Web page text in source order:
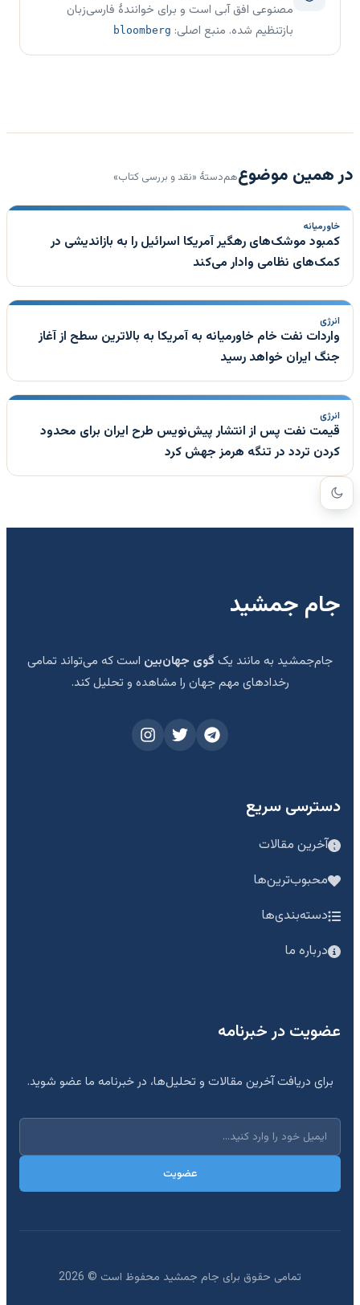
مصنوعی افق آبی است و برای خوانندهٔ فارسی‌زبان
بازتنظیم شده. منبع اصلی: bloomberg
در همین موضوعهم‌دستهٔ «نقد و بررسی کتاب»
خاورمیانه
کمبود موشک‌های رهگیر آمریکا اسرائیل را به بازاندیشی در
کمک‌های نظامی وادار می‌کند
انرژی
واردات نفت خام خاورمیانه به آمریکا به بالاترین سطح از آغاز
جنگ ایران خواهد رسید
انرژی
قیمت نفت پس از انتشار پیش‌نویس طرح ایران برای محدود
کردن تردد در تنگه هرمز جهش کرد
جام جمشید
جام‌جمشید به مانند یک گوی جهان‌بین است که می‌تواند تمامی
رخدادهای مهم جهان را مشاهده و تحلیل کند.
دسترسی سریع
آخرین مقالات
محبوب‌ترین‌ها
دسته‌بندی‌ها
درباره ما
عضویت در خبرنامه
برای دریافت آخرین مقالات و تحلیل‌ها، در خبرنامه ما عضو شوید.
عضویت
تمامی حقوق برای جام جمشید محفوظ است © 2026